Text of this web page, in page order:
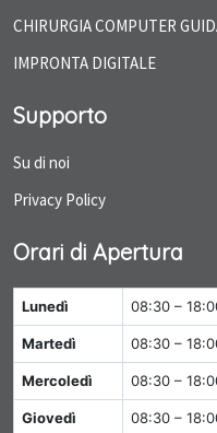
CHIRURGIA COMPUTER
IMPRONTA DIGITALE
Supporto
Su di noi
Privacy Policy
Orari di Apertura
Lunedì 08:30 –
Martedì 08:30 –
Mercoledì 08:30 –
Giovedì 08:30 –